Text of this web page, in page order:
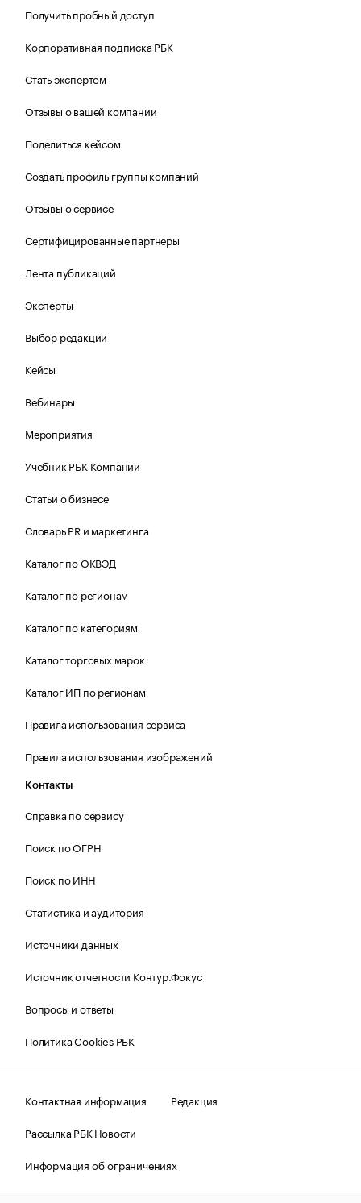
Получить пробный доступ
Корпоративная подписка РБК
Стать экспертом
Отзывы о вашей компании
Поделиться кейсом
Создать профиль группы компаний
Отзывы о сервисе
Сертифицированные партнеры
Лента публикаций
Эксперты
Выбор редакции
Кейсы
Вебинары
Мероприятия
Учебник РБК Компании
Статьи о бизнесе
Словарь PR и маркетинга
Каталог по ОКВЭД
Каталог по регионам
Каталог по категориям
Каталог торговых марок
Каталог ИП по регионам
Правила использования сервиса
Правила использования изображений
Контакты
Справка по сервису
Поиск по ОГРН
Поиск по ИНН
Статистика и аудитория
Источники данных
Источник отчетности Контур.Фокус
Вопросы и ответы
Политика Cookies РБК
Контактная информация
Редакция
Рассылка РБК Новости
Информация об ограничениях
Правовая информация
О соблюдении авторских прав